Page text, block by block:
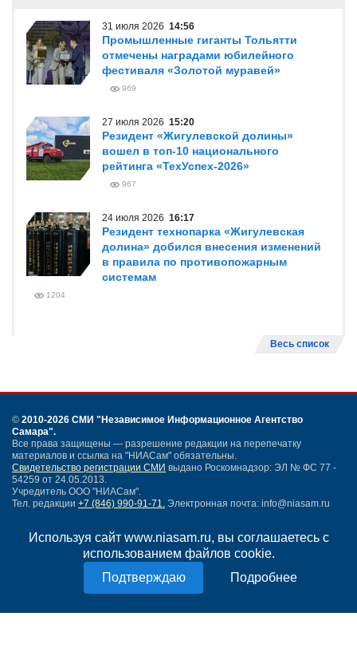
Используя сайт www.niasam.ru, вы соглашаетесь с
использованием файлов cookie.
Подробнее
31 июля 2026 14:56
Промышленные гиганты Тольятти
отмечены наградами юбилейного
фестиваля «Золотой муравей»
969
27 июля 2026 15:20
Резидент «Жигулевской долины»
вошел в топ-10 национального
рейтинга «ТехУспех-2026»
967
24 июля 2026 16:17
Резидент технопарка «Жигулевская
долина» добился внесения изменений
в правила по противопожарным
системам
1204
Весь список
© 2010-2026 СМИ "Независимое Информационное Агентство
Самара".
Все права защищены — разрешение редакции на перепечатку
материалов и ссылка на "НИАСам" обязательны.
Свидетельство регистрации СМИ выдано Роскомнадзор: ЭЛ № ФС 77 -
54259 от 24.05.2013.
Учредитель ООО "НИАСам".
Тел. редакции +7 (846) 990-91-71. Электронная почта: info@niasam.ru
Карта сайта
Нашли ошибку?
Политика конфиденциальности
Согласие на обработку персональных данных